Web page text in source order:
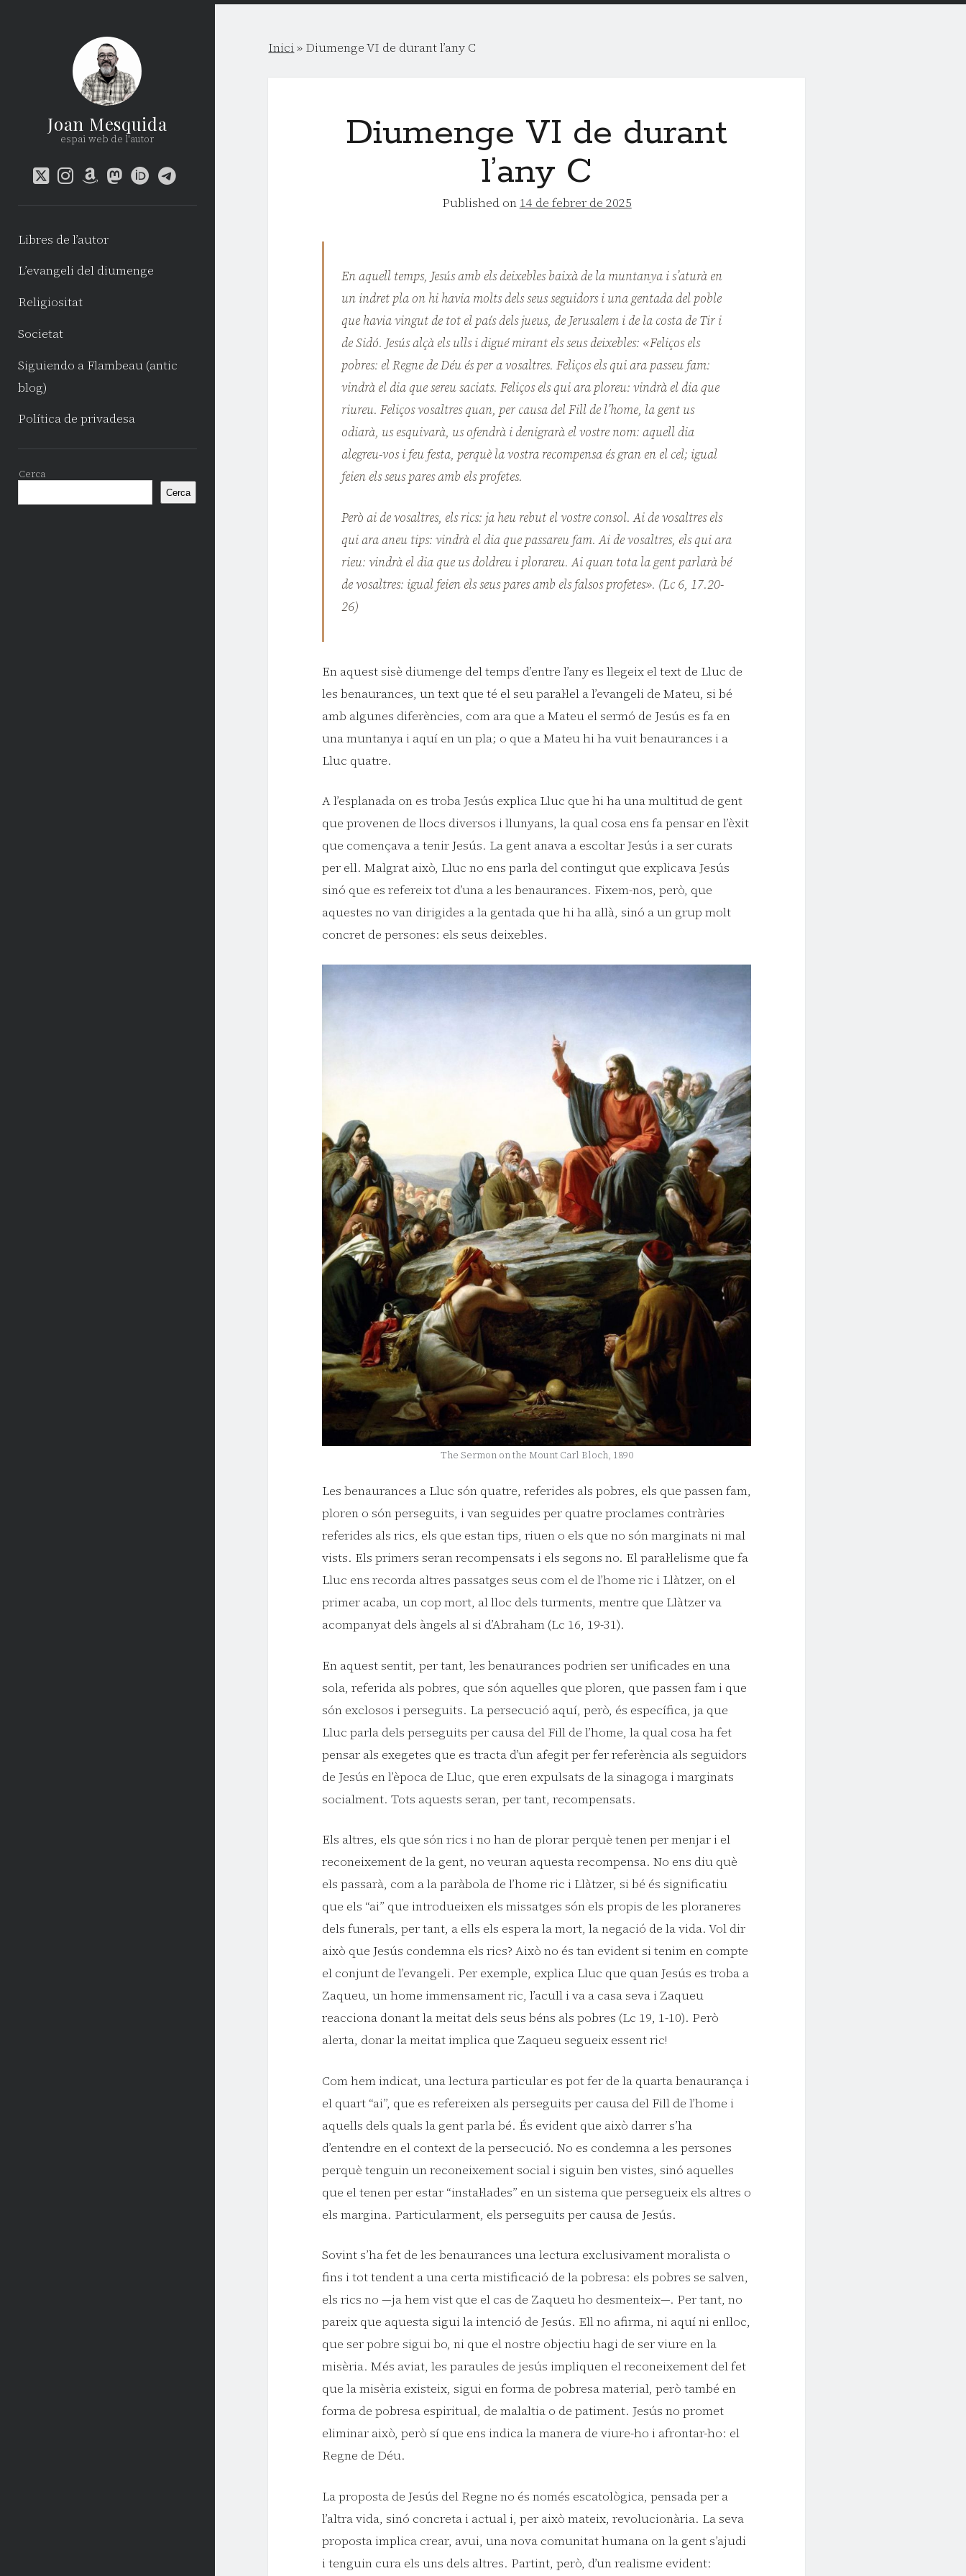
Joan Mesquida
espai web de l'autor
twitterinstagram
amazon
mastodon
orcidtelegram
Libres de l’autor
L’evangeli del diumenge
Religiositat
Societat
Siguiendo a Flambeau (antic
blog)
Política de privadesa
Cerca
Cerca
Inici » Diumenge VI de durant l’any C
Diumenge VI de durant
l’any C
Published on 14 de febrer de 2025
En aquell temps, Jesús amb els deixebles baixà de la muntanya i s’aturà en
un indret pla on hi havia molts dels seus seguidors i una gentada del poble
que havia vingut de tot el país dels jueus, de Jerusalem i de la costa de Tir i
de Sidó. Jesús alçà els ulls i digué mirant els seus deixebles: «Feliços els
pobres: el Regne de Déu és per a vosaltres. Feliços els qui ara passeu fam:
vindrà el dia que sereu saciats. Feliços els qui ara ploreu: vindrà el dia que
riureu. Feliços vosaltres quan, per causa del Fill de l’home, la gent us
odiarà, us esquivarà, us ofendrà i denigrarà el vostre nom: aquell dia
alegreu-vos i feu festa, perquè la vostra recompensa és gran en el cel; igual
feien els seus pares amb els profetes.
Però ai de vosaltres, els rics: ja heu rebut el vostre consol. Ai de vosaltres els
qui ara aneu tips: vindrà el dia que passareu fam. Ai de vosaltres, els qui ara
rieu: vindrà el dia que us doldreu i plorareu. Ai quan tota la gent parlarà bé
de vosaltres: igual feien els seus pares amb els falsos profetes». (Lc 6, 17.20-
26)
En aquest sisè diumenge del temps d’entre l’any es llegeix el text de Lluc de
les benaurances, un text que té el seu paral·lel a l’evangeli de Mateu, si bé
amb algunes diferències, com ara que a Mateu el sermó de Jesús es fa en
una muntanya i aquí en un pla; o que a Mateu hi ha vuit benaurances i a
Lluc quatre.
A l’esplanada on es troba Jesús explica Lluc que hi ha una multitud de gent
que provenen de llocs diversos i llunyans, la qual cosa ens fa pensar en l’èxit
que començava a tenir Jesús. La gent anava a escoltar Jesús i a ser curats
per ell. Malgrat això, Lluc no ens parla del contingut que explicava Jesús
sinó que es refereix tot d’una a les benaurances. Fixem-nos, però, que
aquestes no van dirigides a la gentada que hi ha allà, sinó a un grup molt
concret de persones: els seus deixebles.
The Sermon on the Mount Carl Bloch, 1890
Les benaurances a Lluc són quatre, referides als pobres, els que passen fam,
ploren o són perseguits, i van seguides per quatre proclames contràries
referides als rics, els que estan tips, riuen o els que no són marginats ni mal
vists. Els primers seran recompensats i els segons no. El paral·lelisme que fa
Lluc ens recorda altres passatges seus com el de l’home ric i Llàtzer, on el
primer acaba, un cop mort, al lloc dels turments, mentre que Llàtzer va
acompanyat dels àngels al si d’Abraham (Lc 16, 19-31).
En aquest sentit, per tant, les benaurances podrien ser unificades en una
sola, referida als pobres, que són aquelles que ploren, que passen fam i que
són exclosos i perseguits. La persecució aquí, però, és específica, ja que
Lluc parla dels perseguits per causa del Fill de l’home, la qual cosa ha fet
pensar als exegetes que es tracta d’un afegit per fer referència als seguidors
de Jesús en l’època de Lluc, que eren expulsats de la sinagoga i marginats
socialment. Tots aquests seran, per tant, recompensats.
Els altres, els que són rics i no han de plorar perquè tenen per menjar i el
reconeixement de la gent, no veuran aquesta recompensa. No ens diu què
els passarà, com a la paràbola de l’home ric i Llàtzer, si bé és significatiu
que els “ai” que introdueixen els missatges són els propis de les ploraneres
dels funerals, per tant, a ells els espera la mort, la negació de la vida. Vol dir
això que Jesús condemna els rics? Això no és tan evident si tenim en compte
el conjunt de l’evangeli. Per exemple, explica Lluc que quan Jesús es troba a
Zaqueu, un home immensament ric, l’acull i va a casa seva i Zaqueu
reacciona donant la meitat dels seus béns als pobres (Lc 19, 1-10). Però
alerta, donar la meitat implica que Zaqueu segueix essent ric!
Com hem indicat, una lectura particular es pot fer de la quarta benaurança i
el quart “ai”, que es refereixen als perseguits per causa del Fill de l’home i
aquells dels quals la gent parla bé. És evident que això darrer s’ha
d’entendre en el context de la persecució. No es condemna a les persones
perquè tenguin un reconeixement social i siguin ben vistes, sinó aquelles
que el tenen per estar “instal·lades” en un sistema que persegueix els altres o
els margina. Particularment, els perseguits per causa de Jesús.
Sovint s’ha fet de les benaurances una lectura exclusivament moralista o
fins i tot tendent a una certa mistificació de la pobresa: els pobres se salven,
els rics no —ja hem vist que el cas de Zaqueu ho desmenteix—. Per tant, no
pareix que aquesta sigui la intenció de Jesús. Ell no afirma, ni aquí ni enlloc,
que ser pobre sigui bo, ni que el nostre objectiu hagi de ser viure en la
misèria. Més aviat, les paraules de jesús impliquen el reconeixement del fet
que la misèria existeix, sigui en forma de pobresa material, però també en
forma de pobresa espiritual, de malaltia o de patiment. Jesús no promet
eliminar això, però sí que ens indica la manera de viure-ho i afrontar-ho: el
Regne de Déu.
La proposta de Jesús del Regne no és només escatològica, pensada per a
l’altra vida, sinó concreta i actual i, per això mateix, revolucionària. La seva
proposta implica crear, avui, una nova comunitat humana on la gent s’ajudi
i tenguin cura els uns dels altres. Partint, però, d’un realisme evident: